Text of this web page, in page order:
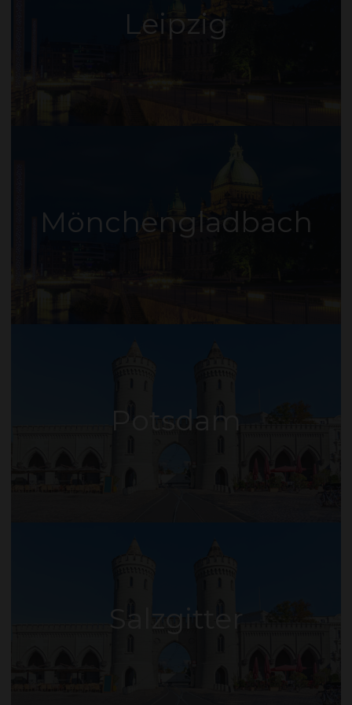
Leipzig
Mönchengladbach
Potsdam
Salzgitter